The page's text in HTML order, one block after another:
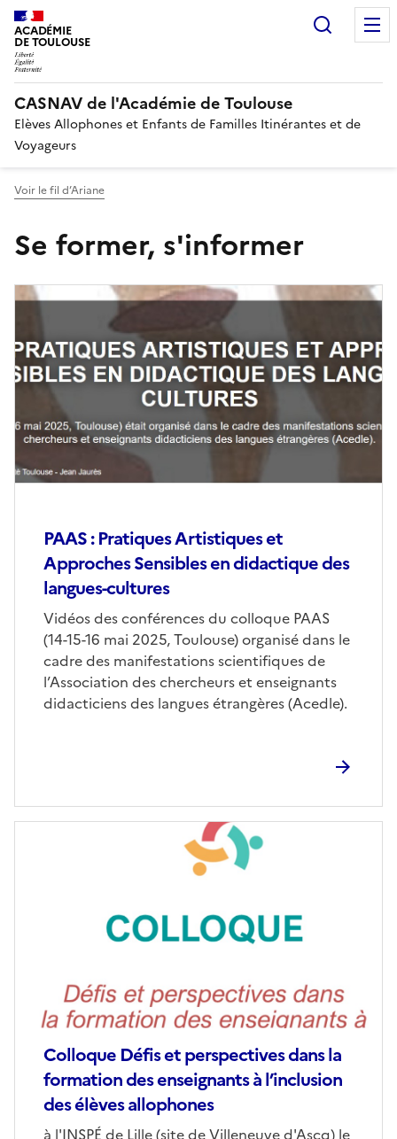
ACADÉMIE
DE TOULOUSE
CASNAV de l'Académie de Toulouse
Elèves Allophones et Enfants de Familles Itinérantes et de
Voyageurs
Voir le fil d’Ariane
Se former, s'informer
PAAS : Pratiques Artistiques et
Approches Sensibles en didactique des
langues-cultures
Corps
Vidéos des conférences du colloque PAAS
(14-15-16 mai 2025, Toulouse) organisé dans le
cadre des manifestations scientifiques de
l’Association des chercheurs et enseignants
didacticiens des langues étrangères (Acedle).
Image
couverture
(conseillée)
Colloque Défis et perspectives dans la
formation des enseignants à l’inclusion
des élèves allophones